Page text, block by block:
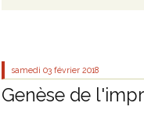
samedi 03 février 2018
Genèse de